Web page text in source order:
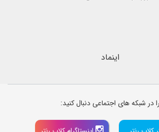
اینماد
در شبکه های اجتماعی دنبال کنید: